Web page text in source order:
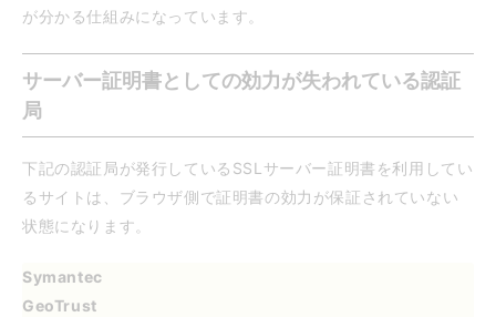
が分かる仕組みになっています。
サーバー証明書としての効力が失われている認証
局
下記の認証局が発行しているSSLサーバー証明書を利用してい
るサイトは、ブラウザ側で証明書の効力が保証されていない
状態になります。
Symantec
GeoTrust